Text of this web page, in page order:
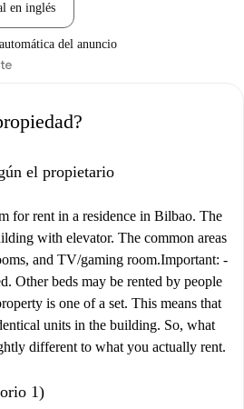
en inglés
del anuncio
el propietario
for rent in a residence in Bilbao. The
with elevator. The common areas
and TV/gaming room.Important: -
Other beds may be rented by people
is one of a set. This means that
units in the building. So, what
different to what you actually rent.
1)